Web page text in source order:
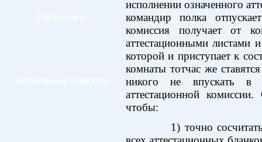
исполнении означенного
командир полка
комиссия получает от
аттестационными листами
которой и приступает к
комнаты тотчас же
никого не впускать в
аттестационной
чтобы:
1) точно сосчитать